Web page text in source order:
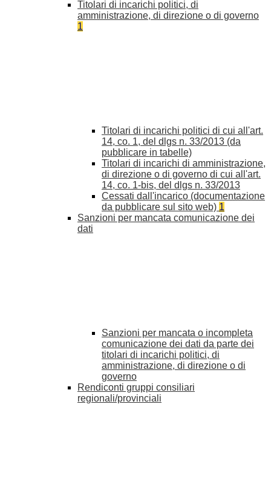
Titolari di incarichi politici, di
amministrazione, di direzione o di governo
1
Titolari di incarichi politici di cui all'art.
14, co. 1, del dlgs n. 33/2013 (da
pubblicare in tabelle)
Titolari di incarichi di amministrazione,
di direzione o di governo di cui all'art.
14, co. 1-bis, del dlgs n. 33/2013
Cessati dall'incarico (documentazione
da pubblicare sul sito web) 1
Sanzioni per mancata comunicazione dei
dati
Sanzioni per mancata o incompleta
comunicazione dei dati da parte dei
titolari di incarichi politici, di
amministrazione, di direzione o di
governo
Rendiconti gruppi consiliari
regionali/provinciali